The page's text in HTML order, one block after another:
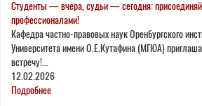
Студенты — вчера, судьи — сегодня:
профессионалами!
Кафедра частно-правовых наук Оренбургского
Университета имени О.Е.Кутафина (МГЮА)
встречу!...
12.02.2026
Подробнее